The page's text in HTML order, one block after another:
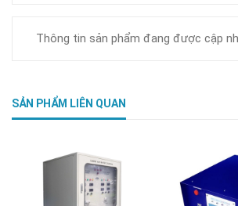
Thông tin sản phẩm đang được cập
SẢN PHẨM LIÊN QUAN